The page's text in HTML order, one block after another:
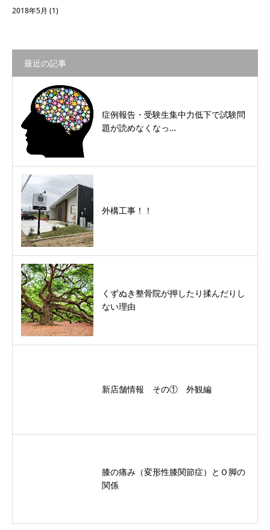
2018年5月 (1)
最近の記事
症例報告・受験生集中力低下で試験問
題が読めなくなっ…
外構工事！！
くずぬき整骨院が押したり揉んだりし
ない理由
新店舗情報 その① 外観編
膝の痛み（変形性膝関節症）とＯ脚の
関係